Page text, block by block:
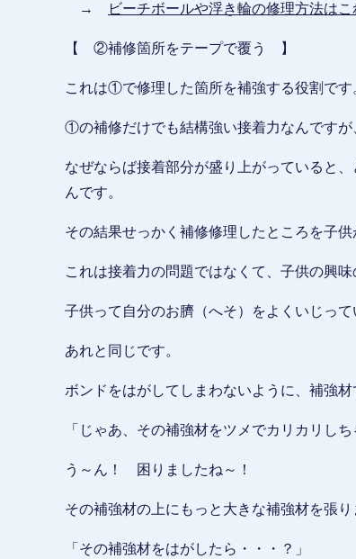
→ ビーチボールや浮き輪の修理方法は
【 ②補修箇所をテープで覆う 】
これは①で修理した箇所を補強する役割です
①の補修だけでも結構強い接着力なんですが
なぜならば接着部分が盛り上がっていると
んです。
その結果せっかく補修修理したところを子供
これは接着力の問題ではなくて、子供の興味
子供って自分のお臍（へそ）をよくいじって
あれと同じです。
ボンドをはがしてしまわないように、補強
「じゃあ、その補強材をツメでカリカリし
う～ん！ 困りましたね～！
その補強材の上にもっと大きな補強材を張り
「その補強材をはがしたら・・・？」